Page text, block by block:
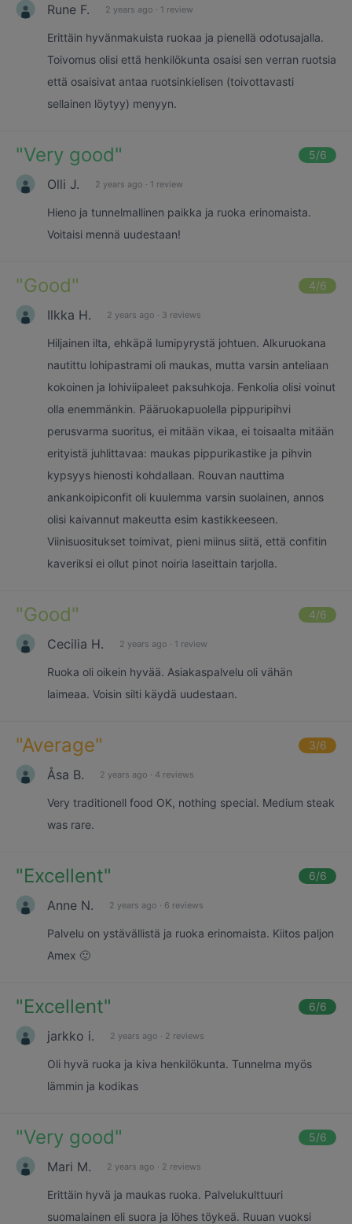
Rune F. 2 years ago · 1 review
Erittäin hyvänmakuista ruokaa ja pienellä odotusajalla.
Toivomus olisi että henkilökunta osaisi sen verran ruotsia
että osaisivat antaa ruotsinkielisen (toivottavasti
sellainen löytyy) menyyn.
"Very good" 5/6
Olli J. 2 years ago · 1 review
Hieno ja tunnelmallinen paikka ja ruoka erinomaista.
Voitaisi mennä uudestaan!
"Good" 4/6
Ilkka H. 2 years ago · 3 reviews
Hiljainen ilta, ehkäpä lumipyrystä johtuen. Alkuruokana
nautittu lohipastrami oli maukas, mutta varsin anteliaan
kokoinen ja lohiviipaleet paksuhkoja. Fenkolia olisi voinut
olla enemmänkin. Pääruokapuolella pippuripihvi
perusvarma suoritus, ei mitään vikaa, ei toisaalta mitään
erityistä juhlittavaa: maukas pippurikastike ja pihvin
kypsyys hienosti kohdallaan. Rouvan nauttima
ankankoipiconfit oli kuulemma varsin suolainen, annos
olisi kaivannut makeutta esim kastikkeeseen.
Viinisuositukset toimivat, pieni miinus siitä, että confitin
kaveriksi ei ollut pinot noiria laseittain tarjolla.
"Good" 4/6
Cecilia H. 2 years ago · 1 review
Ruoka oli oikein hyvää. Asiakaspalvelu oli vähän
laimeaa. Voisin silti käydä uudestaan.
"Average" 3/6
Åsa B. 2 years ago · 4 reviews
Very traditionell food OK, nothing special. Medium steak
was rare.
"Excellent" 6/6
Anne N. 2 years ago · 6 reviews
Palvelu on ystävällistä ja ruoka erinomaista. Kiitos paljon
Amex 🙂
"Excellent" 6/6
jarkko i. 2 years ago · 2 reviews
Oli hyvä ruoka ja kiva henkilökunta. Tunnelma myös
lämmin ja kodikas
"Very good" 5/6
Mari M. 2 years ago · 2 reviews
Erittäin hyvä ja maukas ruoka. Palvelukulttuuri
suomalainen eli suora ja löhes töykeä. Ruuan vuoksi